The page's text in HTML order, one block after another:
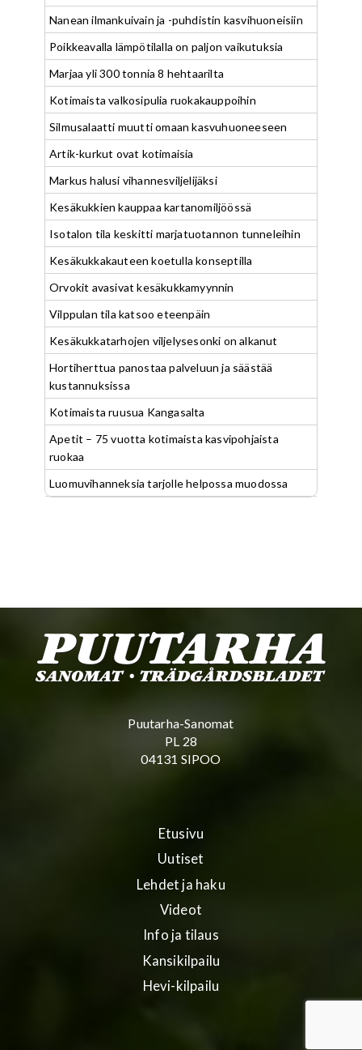
Nanean ilmankuivain ja -puhdistin kasvihuoneisiin
Poikkeavalla lämpötilalla on paljon vaikutuksia
Marjaa yli 300 tonnia 8 hehtaarilta
Kotimaista valkosipulia ruokakauppoihin
Silmusalaatti muutti omaan kasvuhuoneeseen
Artik-kurkut ovat kotimaisia
Markus halusi vihannesviljelijäksi
Kesäkukkien kauppaa kartanomiljöössä
Isotalon tila keskitti marjatuotannon tunneleihin
Kesäkukkakauteen koetulla konseptilla
Orvokit avasivat kesäkukkamyynnin
Vilppulan tila katsoo eteenpäin
Kesäkukkatarhojen viljelysesonki on alkanut
Hortiherttua panostaa palveluun ja säästää
kustannuksissa
Kotimaista ruusua Kangasalta
Apetit – 75 vuotta kotimaista kasvipohjaista
ruokaa
Luomuvihanneksia tarjolle helpossa muodossa
Puutarha-Sanomat
PL 28
04131 SIPOO
Etusivu
Uutiset
Lehdet ja haku
Videot
Info ja tilaus
Kansikilpailu
Hevi-kilpailu